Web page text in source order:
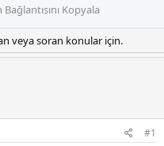
Kopyala
veya soran konular için.
#1